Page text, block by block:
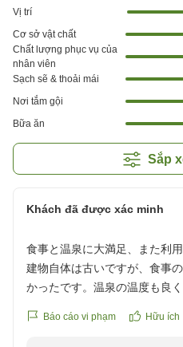
Vị trí
Cơ sở vật chất
Chất lượng phục vụ của
nhân viên
Sạch sẽ & thoải mái
Nơi tắm gội
Bữa ăn
Sắp
Khách đã được xác minh
食事と温泉に大満足、また利
建物自体は古いですが、食事
かったです。温泉の温度も良
過ごさせていただきました。
Báo cáo vi phạm Hữu ích